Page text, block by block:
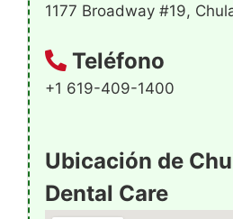
1177 Broadway #19,
Teléfono
+1 619-409-1400
Ubicación de
Dental Care